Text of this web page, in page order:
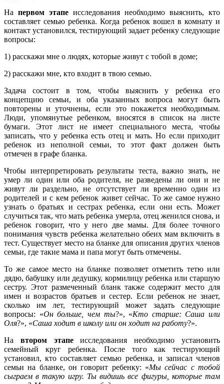
На первом этапе исследования необходимо выяснить, кто
составляет семью ребенка. Когда ребенок вошел в комнату и
контакт установился, тестирующий задает ребенку следующие
вопросы:
1) расскажи мне о людях, которые живут с тобой в доме;
2) расскажи мне, кто входит в твою семью.
Задача состоит в том, чтобы выяснить у ребенка его
концепцию семьи, и оба указанных вопроса могут быть
повторены и уточнены, если это покажется необходимым.
Люди, упомянутые ребенком, вносятся в список на листе
бумаги. Этот лист не имеет специального места, чтобы
записать, что у ребенка есть отец и мать. Но если приходит
ребенок из неполной семьи, то этот факт должен быть
отмечен в графе бланка.
Чтобы интерпретировать результаты теста, важно знать, не
умер ли один или оба родителя, не разведены ли они и не
живут ли раздельно, не отсутствует ли временно один из
родителей и с кем ребенок живет сейчас. То же самое нужно
узнать о братьях и сестрах ребенка, если они есть. Может
случиться так, что мать ребенка умерла, отец женился снова, и
ребенок говорит, что у него две мамы. Для более точного
понимания чувств ребенка желательно обеих мам включить в
тест. Существует место на бланке для описания других членов
семьи, где такие мама и папа могут быть отмечены.
То же самое место на бланке позволяет отметить тетю или
дядю, бабушку или дедушку, кормилицу ребенка или старшую
сестру. Этот размеченный бланк также содержит место для
имен и возрастов братьев и сестер. Если ребенок не знает,
сколько им лет, тестирующий может задать следующие
вопросы: «Он больше, чем ты?», «Кто старше: Саша или
Оля?», «Саша ходит в школу или он ходит на работу?».
На втором этапеисследования необходимо установить
семейный круг ребенка. После того как тестирующий
установил, кто составляет семью ребенка, и записал членов
семьи на бланке, он говорит ребенку: «Мы сейчас с тобой
сыграем в такую игру. Ты видишь все фигуры, которые там